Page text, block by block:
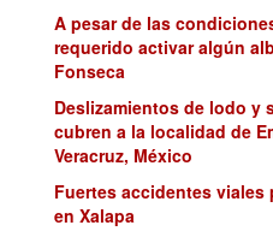
A pesar de las
requerido activar algún
Fonseca
Deslizamientos de lodo y
cubren a la localidad de
Veracruz, México
Fuertes accidentes
en Xalapa